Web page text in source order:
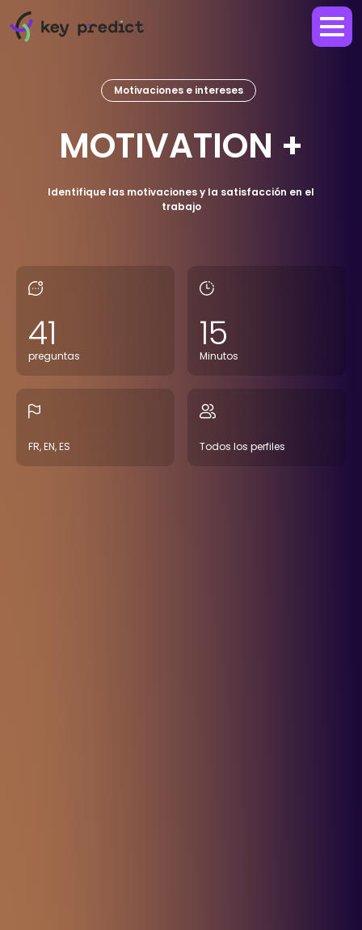
Motivaciones e intereses
MOTIVATION +
Identifique las motivaciones y la satisfacción en el
trabajo
41
preguntas
15
Minutos
FR, EN, ES Todos los perfiles